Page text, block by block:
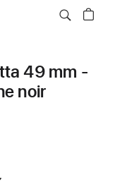
49 mm -
noir